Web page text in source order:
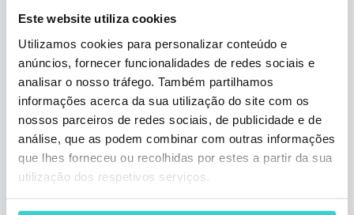
Este website utiliza cookies
Utilizamos cookies para personalizar conteúdo e
anúncios, fornecer funcionalidades de redes sociais e
analisar o nosso tráfego. Também partilhamos
informações acerca da sua utilização do site com os
nossos parceiros de redes sociais, de publicidade e de
análise, que as podem combinar com outras informações
que lhes forneceu ou recolhidas por estes a partir da sua
utilização dos respetivos serviços.
Impressões da NSYS sobre IFA e
MORECON23
terça-feira 12 setembro 2023
Arina Zhuravel